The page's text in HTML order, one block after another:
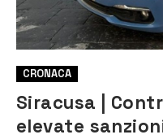
CRONACA
Siracusa |
elevate